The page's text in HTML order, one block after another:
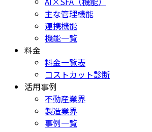
主な管理機能
連携機能
機能一覧
料金
料金一覧表
コストカット診断
活用事例
不動産業界
製造業界
事例一覧